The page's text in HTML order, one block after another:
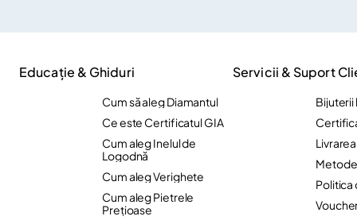
Educație & Ghiduri
Cum să aleg Diamantul
Ce este Certificatul GIA
Cum aleg Inelul de
Logodnă
Cum aleg Verighete
Cum aleg Pietrele
Preţioase
Servicii & Suport
Bijuterii
Politica